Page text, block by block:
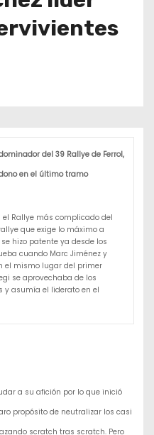
del 39 Rallye de Ferrol,
en el último tramo
el Rallye más complicado del
que exige lo máximo a
hizo patente ya desde los
cuando Marc Jiménez y
el mismo lugar del primer
se aprovechaba de los
y asumía el liderato en el
a su afición por lo que inició
propósito de neutralizar los casi
scratch tras scratch. Pero